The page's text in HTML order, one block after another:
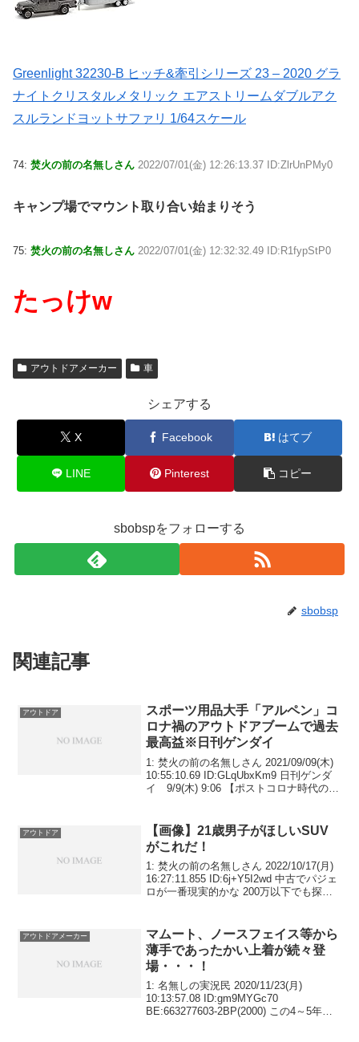
Greenlight 32230-B ヒッチ&牽引シリーズ 23 – 2020 グラ
ナイトクリスタルメタリック エアストリームダブルアク
スルランドヨットサファリ 1/64スケール
74: 焚火の前の名無しさん 2022/07/01(金) 12:26:13.37 ID:ZlrUnPMy0
キャンプ場でマウント取り合い始まりそう
75: 焚火の前の名無しさん 2022/07/01(金) 12:32:32.49 ID:R1fypStP0
たっけw
アウトドアメーカー 車
シェアする
X Facebook はてブ
LINE Pinterest コピー
sbobspをフォローする
sbobsp
関連記事
アウトドア
スポーツ用品大手「アルペン」コ
ロナ禍のアウトドアブームで過去
最高益※日刊ゲンダイ
1: 焚火の前の名無しさん 2021/09/09(木)
10:55:10.69 ID:GLqUbxKm9 日刊ゲンダ
イ 9/9(木) 9:06 【ポストコロナ時代の勝
アウトドア
【画像】21歳男子がほしいSUV
がこれだ！
1: 焚火の前の名無しさん 2022/10/17(月)
16:27:11.855 ID:6j+Y5I2wd 中古でパジェ
ロが一番現実的かな 200万以下でも探せ
アウトドアメーカー
マムート、ノースフェイス等から
薄手であったかい上着が続々登
場・・・！
1: 名無しの実況民 2020/11/23(月)
10:13:57.08 ID:gm9MYGc70
BE:663277603-2BP(2000) この4～5年の